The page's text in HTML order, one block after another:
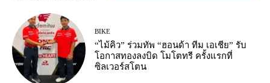
BIKE
“ไม้คิว” ร่วมทัพ “ฮอนด้า ทีม เอเชีย” รับ
โอกาสทองลงบิด โมโตทรี ครั้งแรกที่
ซิลเวอร์สโตน